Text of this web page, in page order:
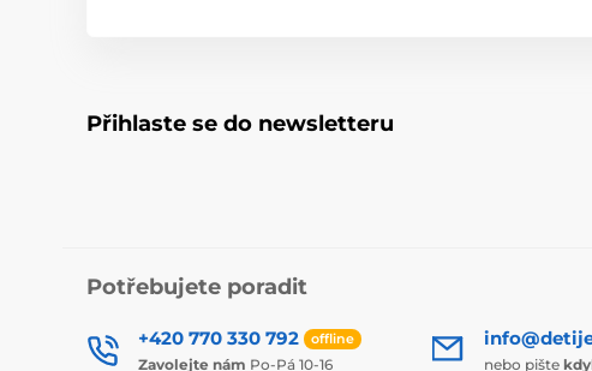
Přihlaste se do newsletteru
Potřebujete poradit
+420 770 330 792 offline
Zavolejte nám Po-Pá 10-16 nebo pište